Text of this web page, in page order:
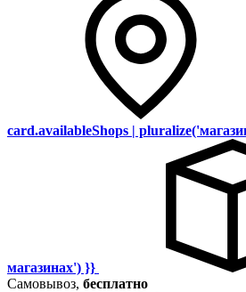
card.availableShops |
магазинах') }}
Самовывоз, бесплатно